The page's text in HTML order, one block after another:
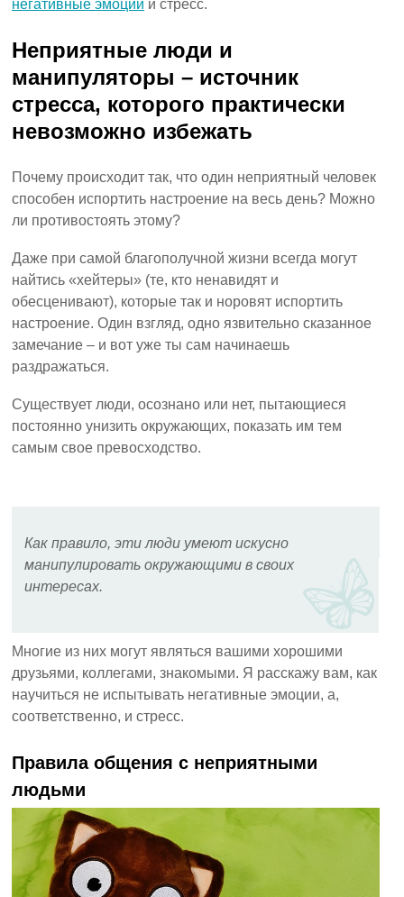
негативные эмоции и стресс.
Неприятные люди и
манипуляторы – источник
стресса, которого практически
невозможно избежать
Почему происходит так, что один неприятный человек
способен испортить настроение на весь день? Можно
ли противостоять этому?
Даже при самой благополучной жизни всегда могут
найтись «хейтеры» (те, кто ненавидят и
обесценивают), которые так и норовят испортить
настроение. Один взгляд, одно язвительно сказанное
замечание – и вот уже ты сам начинаешь
раздражаться.
Существует люди, осознано или нет, пытающиеся
постоянно унизить окружающих, показать им тем
самым свое превосходство.
Как правило, эти люди умеют искусно
манипулировать окружающими в своих
интересах.
Многие из них могут являться вашими хорошими
друзьями, коллегами, знакомыми. Я расскажу вам, как
научиться не испытывать негативные эмоции, а,
соответственно, и стресс.
Правила общения с неприятными
людьми